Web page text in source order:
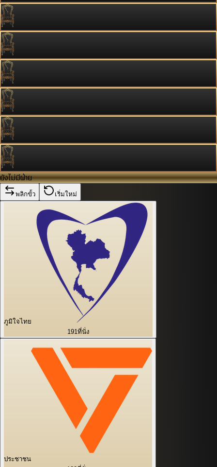
ยังไม่มีฝ่าย
พลิกขั้ว เริ่มใหม่
ภูมิใจไทย
191ที่นั่ง
ประชาชน